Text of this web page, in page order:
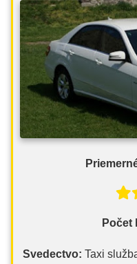
Počet
Svedectvo: Taxi